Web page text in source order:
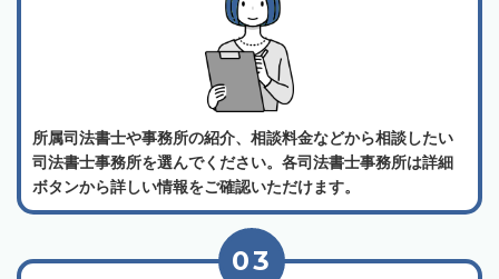
所属司法書士や事務所の紹介、相談料金などから相談したい
司法書士事務所を選んでください。各司法書士事務所は詳細
ボタンから詳しい情報をご確認いただけます。
03